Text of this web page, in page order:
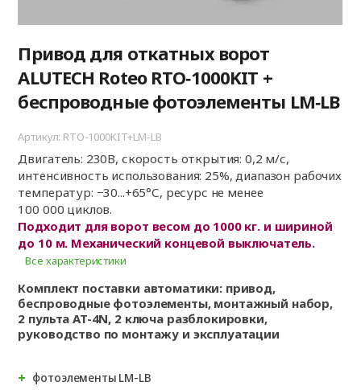
Привод для откатных ворот
ALUTECH Roteo RTO‑1000KIT +
беспроводные фотоэлементы LM‑LB
Артикул: RTO-1000KIT+LM-LB
Двигатель: 230В, скорость открытия: 0,2 м/с,
интенсивность использования: 25%, диапазон рабочих
температур: −30...+65°С, ресурс не менее
100 000 циклов.
Подходит для ворот весом до 1000 кг. и шириной
до 10 м. Механический концевой выключатель.
Все характеристики
Комплект поставки автоматики: привод,
беспроводные фотоэлементы, монтажный набор,
2 пульта AT-4N, 2 ключа разблокировки,
руководство по монтажу и эксплуатации
фотоэлементы LM-LB